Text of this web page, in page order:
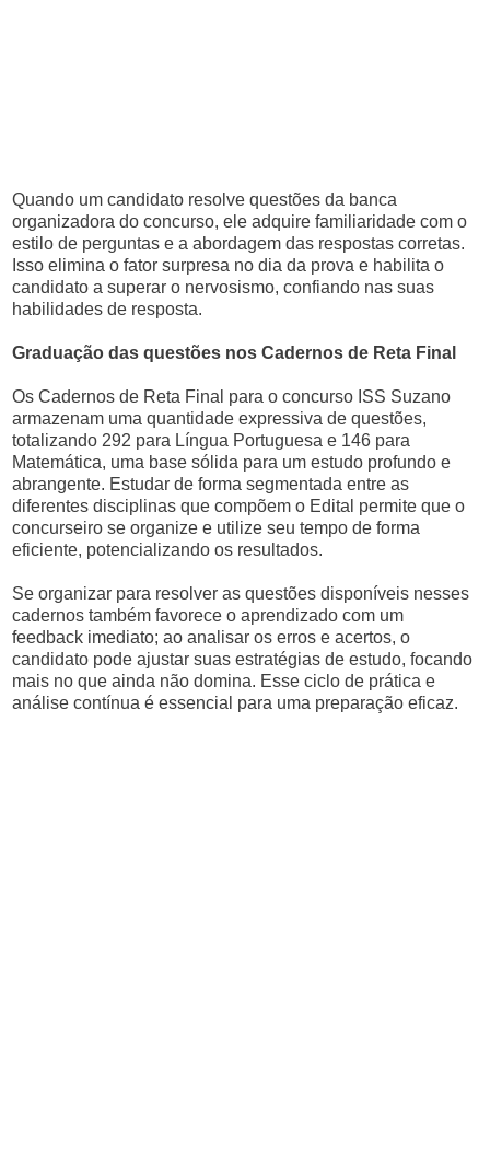
Quando um candidato resolve questões da banca
organizadora do concurso, ele adquire familiaridade com o
estilo de perguntas e a abordagem das respostas corretas.
Isso elimina o fator surpresa no dia da prova e habilita o
candidato a superar o nervosismo, confiando nas suas
habilidades de resposta.
Graduação das questões nos Cadernos de Reta Final
Os Cadernos de Reta Final para o concurso ISS Suzano
armazenam uma quantidade expressiva de questões,
totalizando 292 para Língua Portuguesa e 146 para
Matemática, uma base sólida para um estudo profundo e
abrangente. Estudar de forma segmentada entre as
diferentes disciplinas que compõem o Edital permite que o
concurseiro se organize e utilize seu tempo de forma
eficiente, potencializando os resultados.
Se organizar para resolver as questões disponíveis nesses
cadernos também favorece o aprendizado com um
feedback imediato; ao analisar os erros e acertos, o
candidato pode ajustar suas estratégias de estudo, focando
mais no que ainda não domina. Esse ciclo de prática e
análise contínua é essencial para uma preparação eficaz.